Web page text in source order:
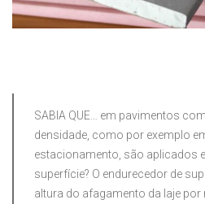
SABIA QUE… em pavimentos
densidade, como por exemplo
estacionamento, são aplicados
superfície? O endurecedor de
altura do afagamento da laje